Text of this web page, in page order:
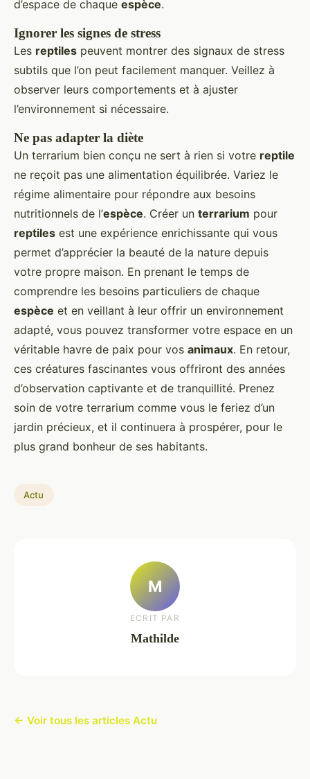
d’espace de chaque espèce.
Ignorer les signes de stress
Les reptiles peuvent montrer des signaux de stress
subtils que l’on peut facilement manquer. Veillez à
observer leurs comportements et à ajuster
l’environnement si nécessaire.
Ne pas adapter la diète
Un terrarium bien conçu ne sert à rien si votre reptile
ne reçoit pas une alimentation équilibrée. Variez le
régime alimentaire pour répondre aux besoins
nutritionnels de l’espèce. Créer un terrarium pour
reptiles est une expérience enrichissante qui vous
permet d’apprécier la beauté de la nature depuis
votre propre maison. En prenant le temps de
comprendre les besoins particuliers de chaque
espèce et en veillant à leur offrir un environnement
adapté, vous pouvez transformer votre espace en un
véritable havre de paix pour vos animaux. En retour,
ces créatures fascinantes vous offriront des années
d’observation captivante et de tranquillité. Prenez
soin de votre terrarium comme vous le feriez d’un
jardin précieux, et il continuera à prospérer, pour le
plus grand bonheur de ses habitants.
Actu
M
ECRIT PAR
Mathilde
← Voir tous les articles Actu